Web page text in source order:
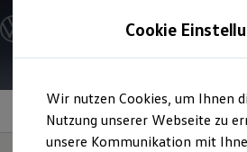
Hauptinhalt
springen
Footer
springen
Modelle & Konfigurator
Nutzfahrzeugkategorien
Modelle konfigurieren
Vorgängermodelle und
Vorgängermodelle
Oldtimer
IQ.Drive
Cookie
Wir nutzen Cookies, um Ihnen
Nutzung unserer Webseite zu
unsere Kommunikation mit